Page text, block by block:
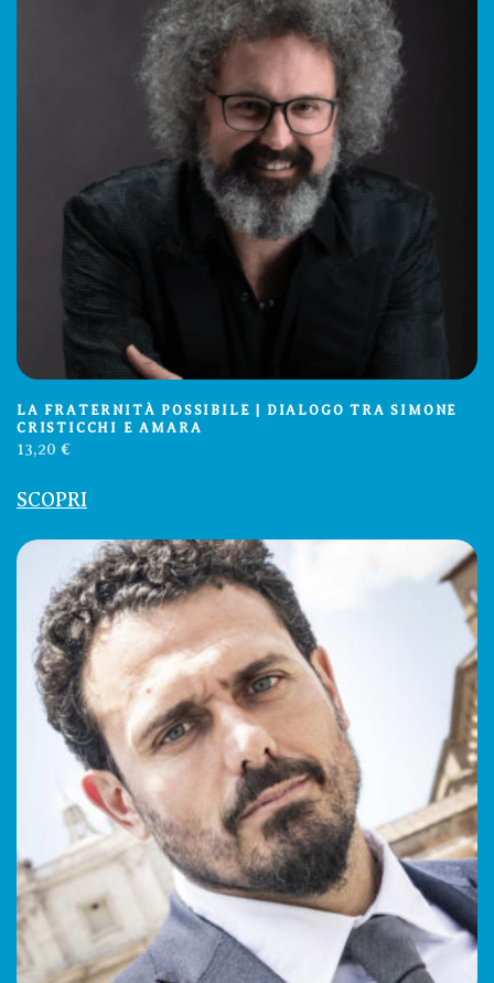
LA FRATERNITÀ POSSIBILE | DIALOGO TRA SIMONE
CRISTICCHI E AMARA
13,20 €
SCOPRI